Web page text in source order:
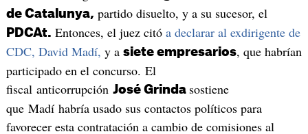
de Catalunya, partido disuelto, y a su sucesor, el
PDCAt. Entonces, el juez citó a declarar al exdirigente de
CDC, David Madí, y a siete empresarios, que habrían
participado en el concurso. El
fiscal anticorrupción José Grinda sostiene
que Madí habría usado sus contactos políticos para
favorecer esta contratación a cambio de comisiones al